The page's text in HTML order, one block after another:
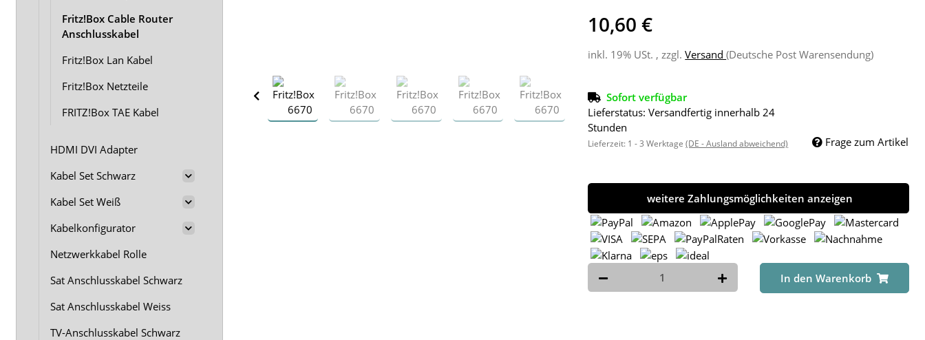
10,60 €
inkl. 19% USt. , zzgl.Versand(Deutsche Post Warensendung)
Sofort verfügbar
Lieferstatus: Versandfertig innerhalb 24
Stunden
Lieferzeit: 1 - 3 Werktage(DE - Ausland abweichend) Frage zum Artikel
weitere Zahlungsmöglichkeiten anzeigen
In den Warenkorb
Fritz!Box Cable Router
Anschlusskabel
Fritz!Box Lan Kabel
Fritz!Box Netzteile
FRITZ!Box TAE Kabel
HDMI DVI Adapter
Kabel Set Schwarz
Kabel Set Weiß
Kabelkonfigurator
Netzwerkkabel Rolle
Sat Anschlusskabel Schwarz
Sat Anschlusskabel Weiss
TV-Anschlusskabel Schwarz